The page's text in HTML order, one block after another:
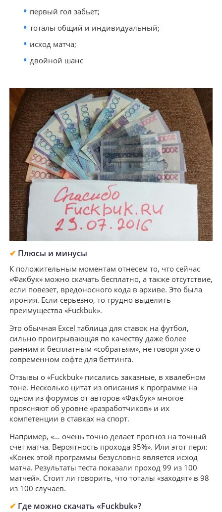
первый гол забьет;
тоталы общий и индивидуальный;
исход матча;
двойной шанс
✔ Плюсы и минусы
К положительным моментам отнесем то, что сейчас
«Факбук» можно скачать бесплатно, а также отсутствие,
если повезет, вредоносного кода в архиве. Это была
ирония. Если серьезно, то трудно выделить
преимущества «Fuckbuk».
Это обычная Excel таблица для ставок на футбол,
сильно проигрывающая по качеству даже более
ранним и бесплатным «собратьям», не говоря уже о
современном софте для беттинга.
Отзывы о «Fuckbuk» писались заказные, в хвалебном
тоне. Несколько цитат из описания к программе на
одном из форумов от авторов «Факбук» многое
проясняют об уровне «разработчиков» и их
компетенции в ставках на спорт.
Например, «… очень точно делает прогноз на точный
счет матча. Вероятность прохода 95%». Или этот перл:
«Конек этой программы безусловно является исход
матча. Результаты теста показали проход 99 из 100
матчей». Стоит ли говорить, что тоталы «заходят» в 98
из 100 случаев.
✔ Где можно скачать «Fuckbuk»?